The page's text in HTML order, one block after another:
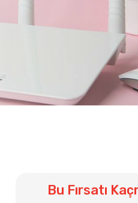
Bu Fırsatı